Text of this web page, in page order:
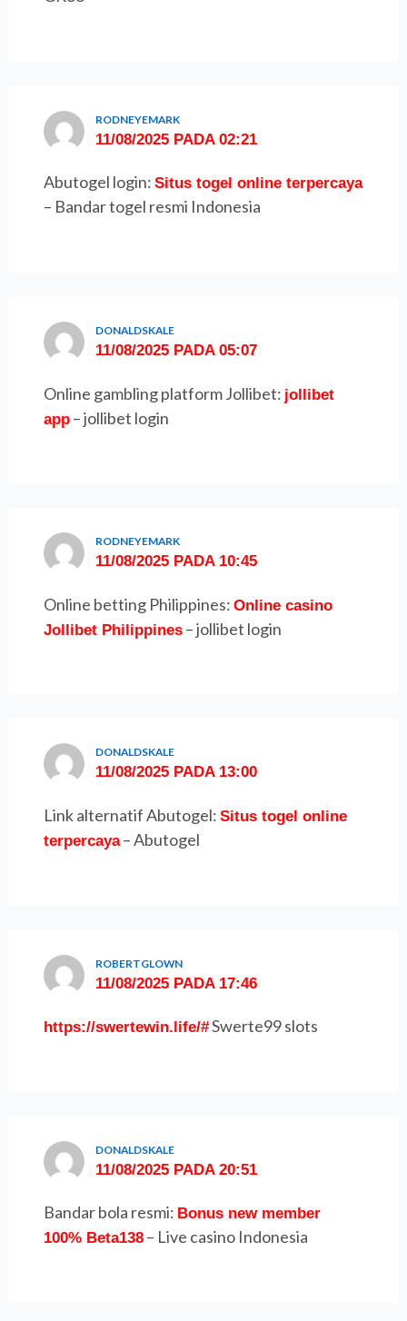
RODNEYEMARK
11/08/2025 PADA 02:21
Abutogel login:Situs togel online terpercaya
– Bandar togel resmi Indonesia
DONALDSKALE
11/08/2025 PADA 05:07
Online gambling platform Jollibet: jollibet
app – jollibet login
RODNEYEMARK
11/08/2025 PADA 10:45
Online betting Philippines:Online casino
Jollibet Philippines – jollibet login
DONALDSKALE
11/08/2025 PADA 13:00
Link alternatif Abutogel:Situs togel online
terpercaya– Abutogel
ROBERTGLOWN
11/08/2025 PADA 17:46
https://swertewin.life/#Swerte99 slots
DONALDSKALE
11/08/2025 PADA 20:51
Bandar bola resmi: Bonus new member
100% Beta138 – Live casino Indonesia